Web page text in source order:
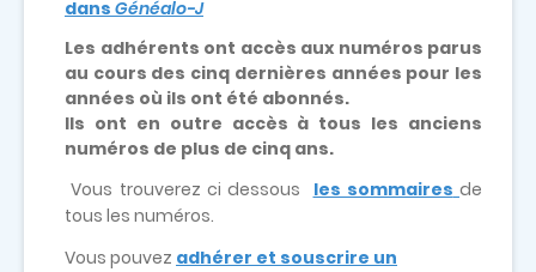
dans Généalo-J
Les adhérents ont accès aux numéros parus
au cours des cinq dernières années pour les
années où ils ont été abonnés.
Ils ont en outre accès à tous les anciens
numéros de plus de cinq ans.
Vous trouverez ci dessous les sommaires de
tous les numéros.
Vous pouvez adhérer et souscrire un